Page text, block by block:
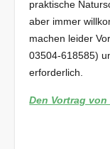
praktische
aber immer
machen leider
03504-618585)
erforderlich.
Den Vortrag